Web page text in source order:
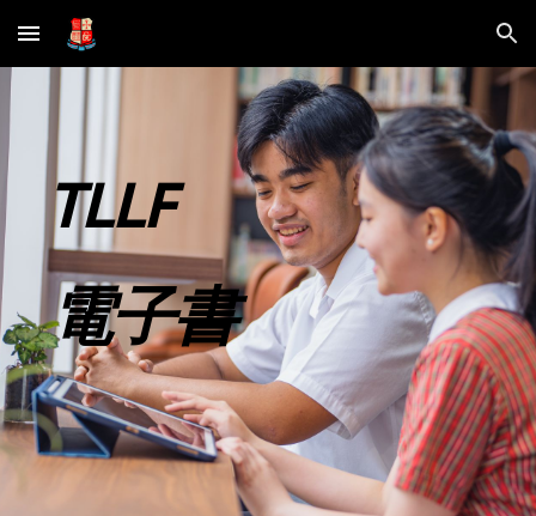
Skip to main content Skip to navigation
TLLF
電子書